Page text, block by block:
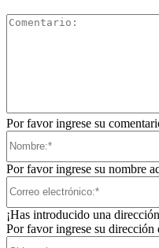
Por favor ingrese su
Por favor ingrese su nombre
¡Has introducido una
Por favor ingrese su